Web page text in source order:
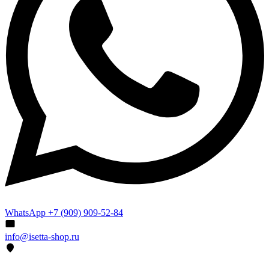
WhatsApp +7 (909) 909-52-84
info@isetta-shop.ru